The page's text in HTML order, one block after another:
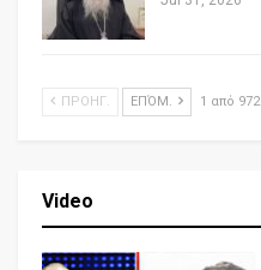
ΠΡΟΗΓ. ΕΠΌΜ. 1 από 972
Video